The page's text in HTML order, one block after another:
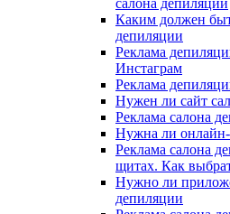
салона депиляции
Каким должен
депиляции
Реклама
Инстаграм
Реклама
Нужен ли сайт
Реклама салона
Нужна ли онлайн-
Реклама салона
щитах. Как
Нужно ли
депиляции